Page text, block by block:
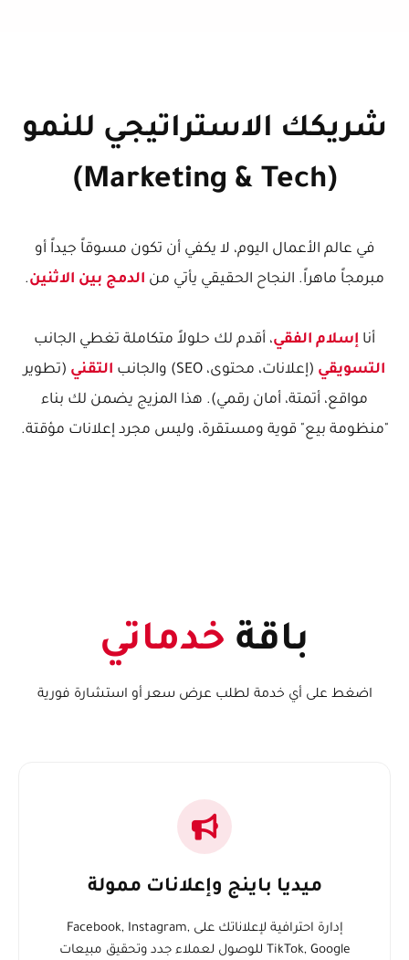
شريكك الاستراتيجي للنمو
(Marketing & Tech)
في عالم الأعمال اليوم، لا يكفي أن تكون مسوقاً جيداً أو
مبرمجاً ماهراً. النجاح الحقيقي يأتي من الدمج بين الاثنين.
أنا إسلام الفقي، أقدم لك حلولاً متكاملة تغطي الجانب
التسويقي (إعلانات، محتوى، SEO) والجانب التقني (تطوير
مواقع، أتمتة، أمان رقمي). هذا المزيج يضمن لك بناء
"منظومة بيع" قوية ومستقرة، وليس مجرد إعلانات مؤقتة.
باقة خدماتي
اضغط على أي خدمة لطلب عرض سعر أو استشارة فورية
ميديا باينج وإعلانات ممولة
إدارة احترافية لإعلاناتك على Facebook, Instagram,
TikTok, Google للوصول لعملاء جدد وتحقيق مبيعات